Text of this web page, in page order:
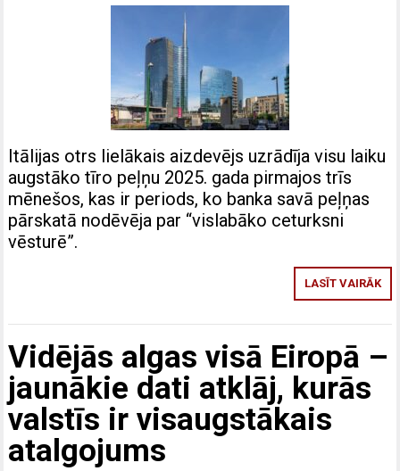
Itālijas otrs lielākais aizdevējs uzrādīja visu laiku
augstāko tīro peļņu 2025. gada pirmajos trīs
mēnešos, kas ir periods, ko banka savā peļņas
pārskatā nodēvēja par “vislabāko ceturksni
vēsturē”.
LASĪT VAIRĀK
Vidējās algas visā Eiropā –
jaunākie dati atklāj, kurās
valstīs ir visaugstākais
atalgojums